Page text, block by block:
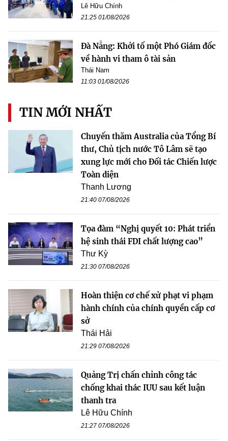
Lê Hữu Chính
21:25 01/08/2026
Đà Nẵng: Khởi tố một Phó Giám đốc
về hành vi tham ô tài sản
Thái Nam
11:03 01/08/2026
TIN MỚI NHẤT
Chuyến thăm Australia của Tổng Bí
thư, Chủ tịch nước Tô Lâm sẽ tạo
xung lực mới cho Đối tác Chiến lược
Toàn diện
Thanh Lương
21:40 07/08/2026
Tọa đàm “Nghị quyết 10: Phát triển
hệ sinh thái FDI chất lượng cao”
Thư Kỳ
21:30 07/08/2026
Hoàn thiện cơ chế xử phạt vi phạm
hành chính của chính quyền cấp cơ
sở
Thái Hải
21:29 07/08/2026
Quảng Trị chấn chỉnh công tác
chống khai thác IUU sau kết luận
thanh tra
Lê Hữu Chính
21:27 07/08/2026